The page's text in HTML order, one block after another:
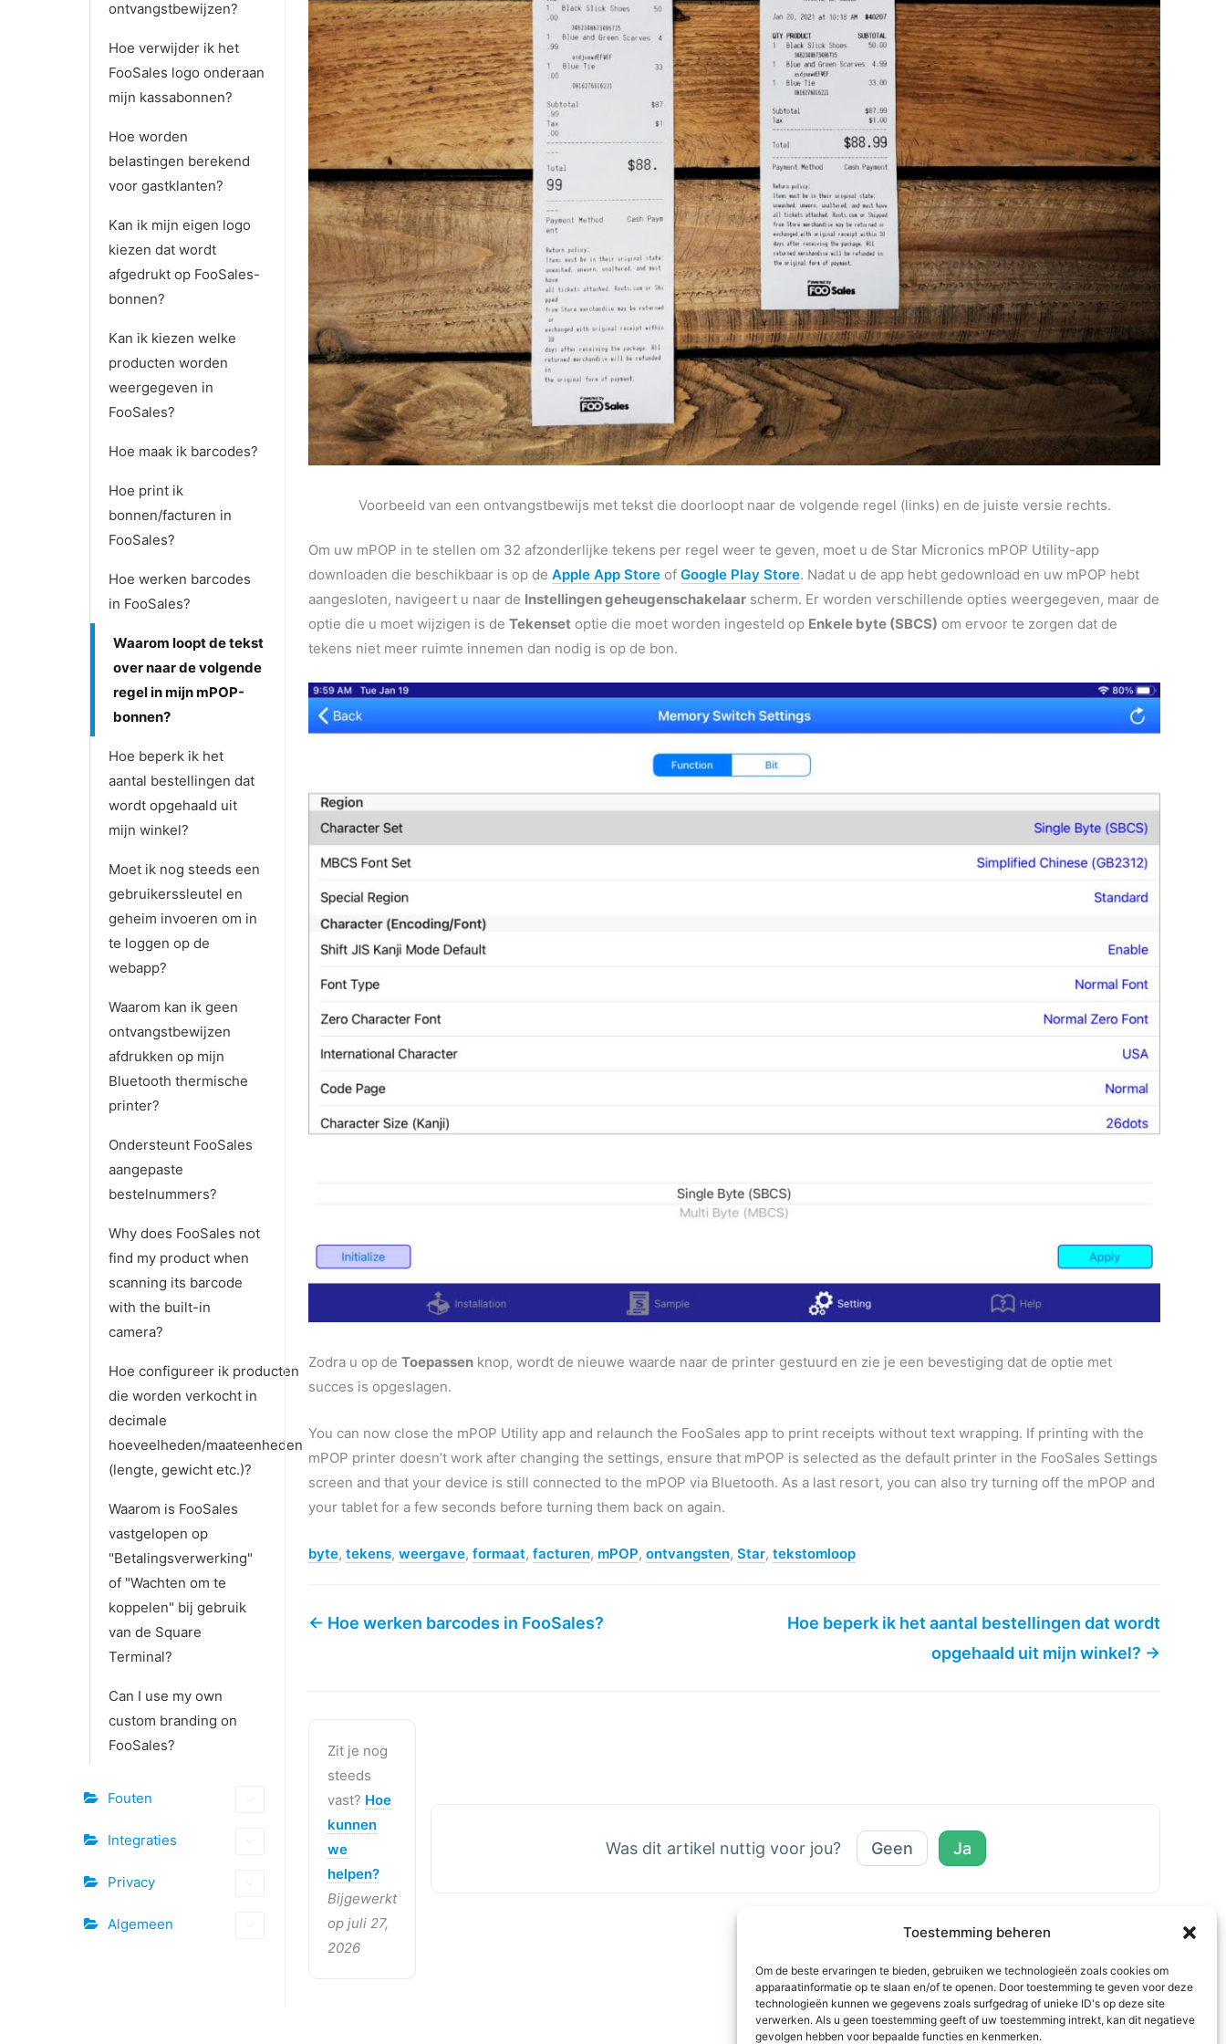
Toestemming beheren
Om de beste ervaringen te bieden, gebruiken we technologieën zoals cookies om
apparaatinformatie op te slaan en/of te openen. Door toestemming te geven voor deze
technologieën kunnen we gegevens zoals surfgedrag of unieke ID's op deze site
verwerken. Als u geen toestemming geeft of uw toestemming intrekt, kan dit negatieve
gevolgen hebben voor bepaalde functies en kenmerken.
ontvangstbewijzen?
Hoe verwijder ik het
FooSales logo onderaan
mijn kassabonnen?
Hoe worden
belastingen berekend
voor gastklanten?
Kan ik mijn eigen logo
kiezen dat wordt
afgedrukt op FooSales-
bonnen?
Kan ik kiezen welke
producten worden
weergegeven in
FooSales?
Hoe maak ik barcodes?
Hoe print ik
bonnen/facturen in
FooSales?
Hoe werken barcodes
in FooSales?
Waarom loopt de tekst
over naar de volgende
regel in mijn mPOP-
bonnen?
Hoe beperk ik het
aantal bestellingen dat
wordt opgehaald uit
mijn winkel?
Moet ik nog steeds een
gebruikerssleutel en
geheim invoeren om in
te loggen op de
webapp?
Waarom kan ik geen
ontvangstbewijzen
afdrukken op mijn
Bluetooth thermische
printer?
Ondersteunt FooSales
aangepaste
bestelnummers?
Why does FooSales not
find my product when
scanning its barcode
with the built-in
camera?
Hoe configureer ik producten
die worden verkocht in
decimale
hoeveelheden/maateenheden
(lengte, gewicht etc.)?
Waarom is FooSales
vastgelopen op
"Betalingsverwerking"
of "Wachten om te
koppelen" bij gebruik
van de Square
Terminal?
Can I use my own
custom branding on
FooSales?
Fouten
Integraties
Privacy
Algemeen
Voorbeeld van een ontvangstbewijs met tekst die doorloopt naar de volgende regel (links) en de juiste versie rechts.
Om uw mPOP in te stellen om 32 afzonderlijke tekens per regel weer te geven, moet u de Star Micronics mPOP Utility-app
downloaden die beschikbaar is op de Apple App Store of Google Play Store. Nadat u de app hebt gedownload en uw mPOP hebt
aangesloten, navigeert u naar de Instellingen geheugenschakelaar scherm. Er worden verschillende opties weergegeven, maar de
optie die u moet wijzigen is de Tekenset optie die moet worden ingesteld op Enkele byte (SBCS) om ervoor te zorgen dat de
tekens niet meer ruimte innemen dan nodig is op de bon.
Zodra u op de Toepassen knop, wordt de nieuwe waarde naar de printer gestuurd en zie je een bevestiging dat de optie met
succes is opgeslagen.
You can now close the mPOP Utility app and relaunch the FooSales app to print receipts without text wrapping. If printing with the
mPOP printer doesn’t work after changing the settings, ensure that mPOP is selected as the default printer in the FooSales Settings
screen and that your device is still connected to the mPOP via Bluetooth. As a last resort, you can also try turning off the mPOP and
your tablet for a few seconds before turning them back on again.
byte, tekens, weergave, formaat, facturen, mPOP, ontvangsten, Star, tekstomloop
← Hoe werken barcodes in FooSales?
Hoe beperk ik het aantal bestellingen dat wordt
opgehaald uit mijn winkel? →
Zit je nog
steeds
vast? Hoe
kunnen
we
helpen?
Bijgewerkt
op juli 27,
2026
Was dit artikel nuttig voor jou? Geen Ja